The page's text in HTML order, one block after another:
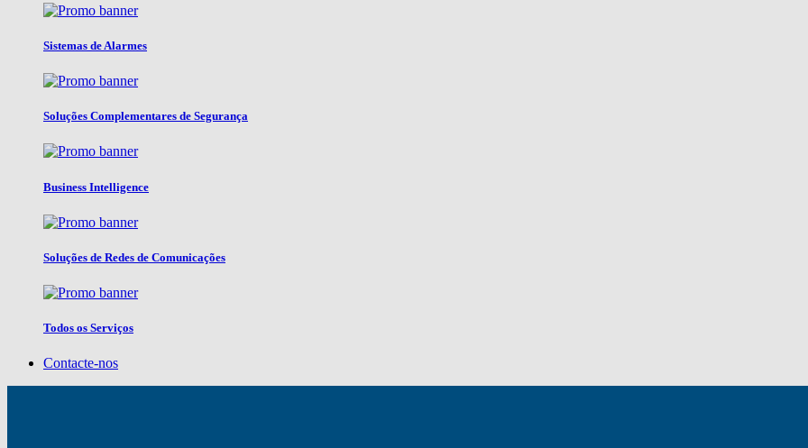
Sistemas de Alarmes
Soluções Complementares de Segurança
Business Intelligence
Soluções de Redes de Comunicações
Todos os Serviços
Contacte-nos